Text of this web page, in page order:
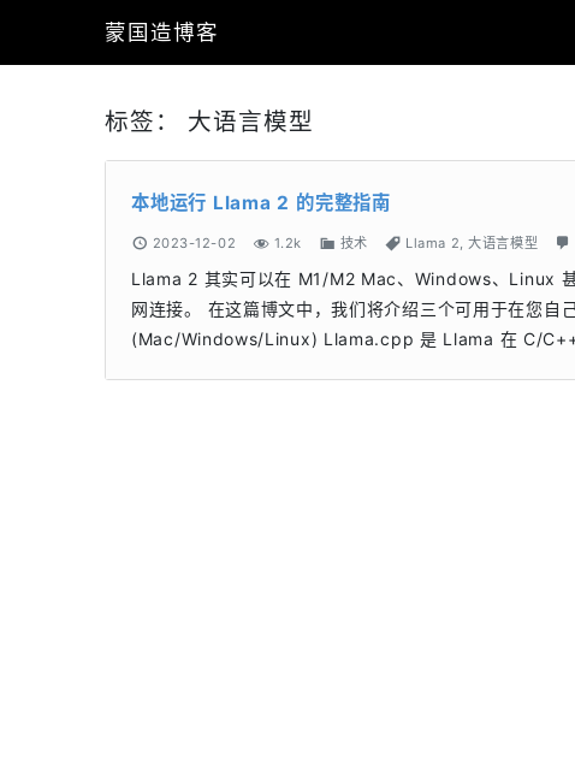
蒙国造博客
标签： 大语言模型
本地运行 Llama 2 的完整指南
2023-12-02 1.2k 技术 Llama 2,大语言模型
Llama 2 其实可以在 M1/M2 Mac、Windows、Linux
网连接。 在这篇博文中，我们将介绍三个可用于在您
(Mac/Windows/Linux) Llama.cpp 是 Llama 在 C/